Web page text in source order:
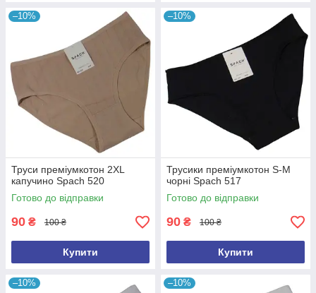
–10%
Труси преміумкотон 2XL
капучино Spach 520
Готово до відправки
90 ₴ 100 ₴
Купити
–10%
Трусики преміумкотон S-M
чорні Spach 517
Готово до відправки
90 ₴ 100 ₴
Купити
–10% –10%